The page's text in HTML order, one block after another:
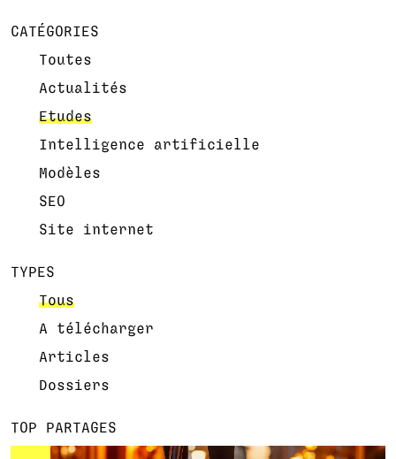
CATÉGORIES
Toutes
Actualités
Etudes
Intelligence artificielle
Modèles
SEO
Site internet
TYPES
Tous
A télécharger
Articles
Dossiers
TOP PARTAGES